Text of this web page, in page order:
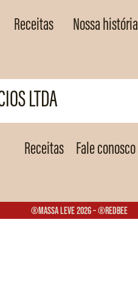
Receitas Nossa história
LTDA
Receitas Fale conosco
®Massa Leve 2026 – ®Redbee